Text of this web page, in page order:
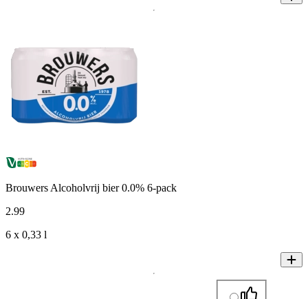
Brouwers Alcoholvrij bier 0.0% 6-pack
2.99
6 x 0,33 l